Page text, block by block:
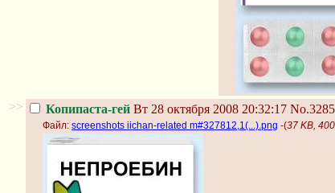
>> Копипаста-гей Вт 28 октября 2008 20:32:17 No.3285
Файл: screenshots iichan-related m#327812,1(...).png -(37 KB,